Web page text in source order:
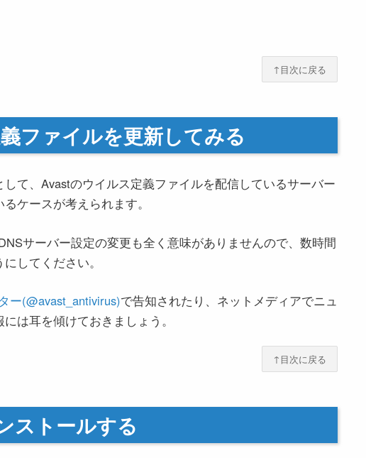
↑目次に戻る
ファイルを更新してみる
して、Avastのウイルス定義ファイルを配信しているサーバー
ケースが考えられます。
サーバー設定の変更も全く意味がありませんので、数時間
してください。
ー(@avast_antivirus)で告知されたり、ネットメディアでニュ
は耳を傾けておきましょう。
↑目次に戻る
ストールする